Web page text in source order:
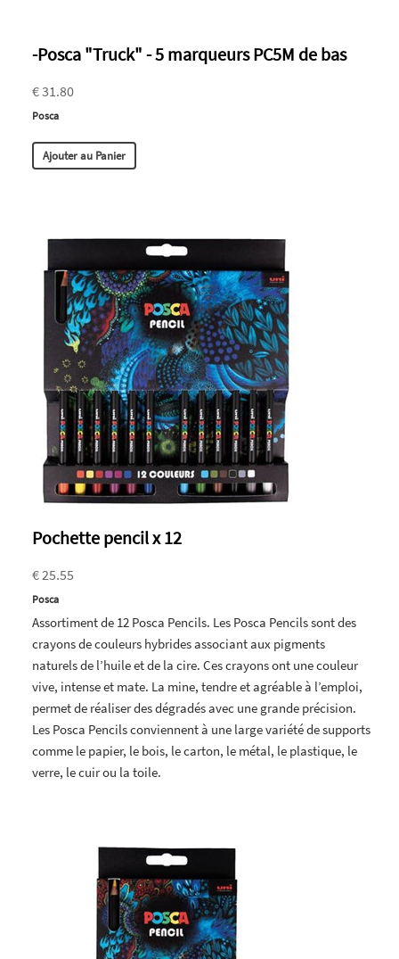
-Posca "Truck" - 5 marqueurs PC5M de bas
€ 31.80
Posca
Ajouter au Panier
Pochette pencil x 12
€ 25.55
Posca
Assortiment de 12 Posca Pencils. Les Posca Pencils sont des
crayons de couleurs hybrides associant aux pigments
naturels de l’huile et de la cire. Ces crayons ont une couleur
vive, intense et mate. La mine, tendre et agréable à l’emploi,
permet de réaliser des dégradés avec une grande précision.
Les Posca Pencils conviennent à une large variété de supports
comme le papier, le bois, le carton, le métal, le plastique, le
verre, le cuir ou la toile.